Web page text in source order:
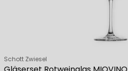
Verkäufer:
Schott Zwiesel